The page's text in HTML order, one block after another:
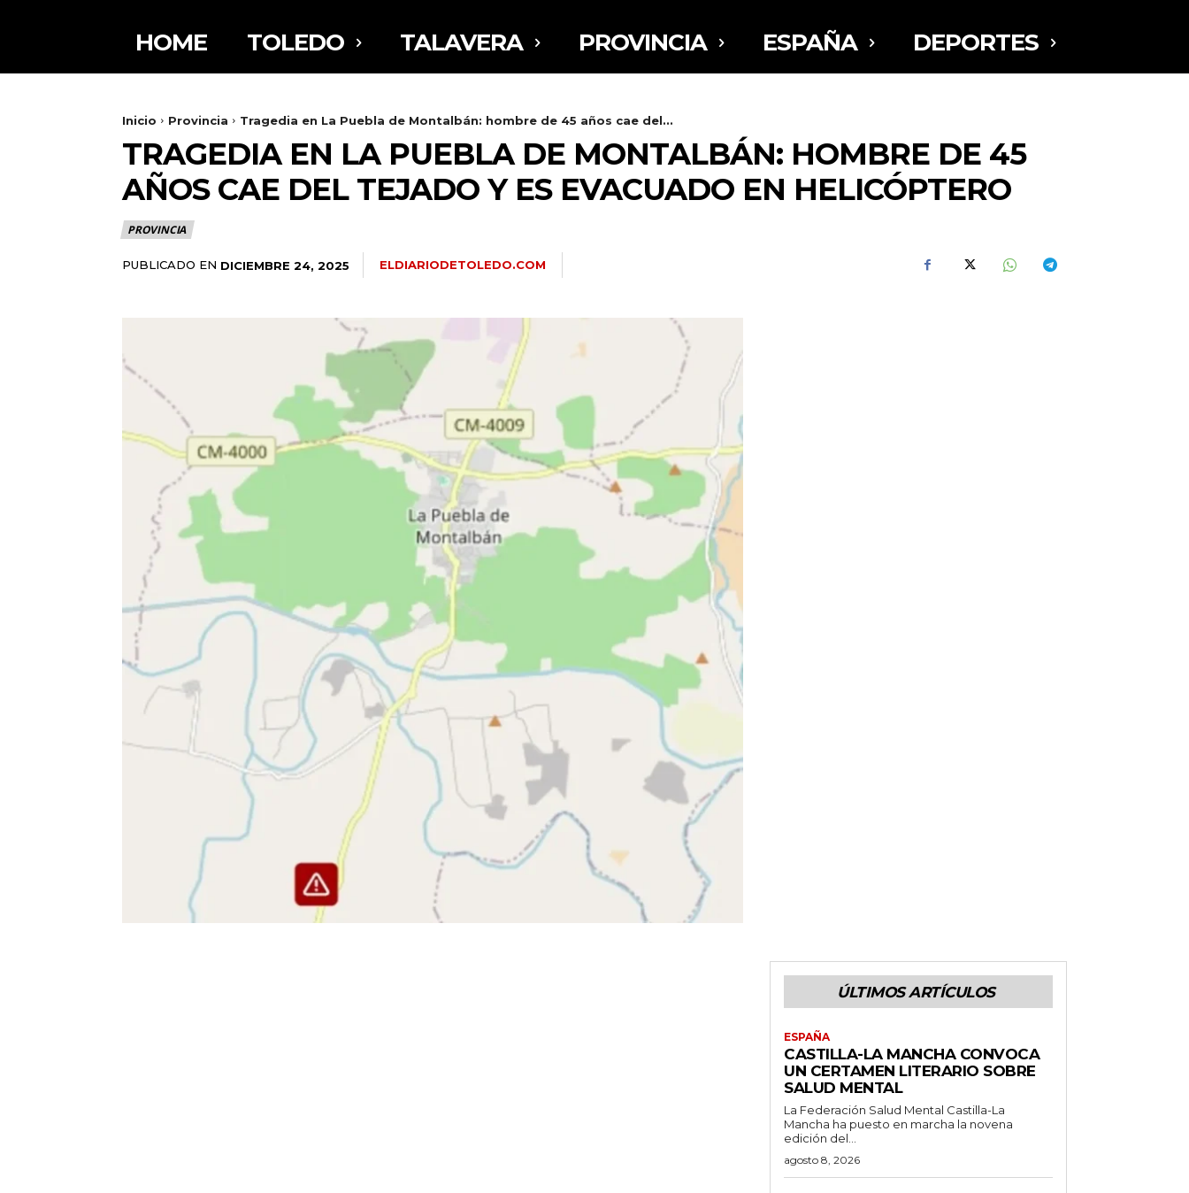
HOME TOLEDO TALAVERA PROVINCIA ESPAÑA DEPORTES
Inicio Provincia Tragedia en La Puebla de Montalbán: hombre de 45 años cae del...
TRAGEDIA EN LA PUEBLA DE MONTALBÁN: HOMBRE DE 45
AÑOS CAE DEL TEJADO Y ES EVACUADO EN HELICÓPTERO
PROVINCIA
PUBLICADO EN DICIEMBRE 24, 2025 ELDIARIODETOLEDO.COM
ÚLTIMOS ARTÍCULOS
ESPAÑA
CASTILLA-LA MANCHA CONVOCA
UN CERTAMEN LITERARIO SOBRE
SALUD MENTAL
La Federación Salud Mental Castilla-La
Mancha ha puesto en marcha la novena
edición del...
agosto 8, 2026